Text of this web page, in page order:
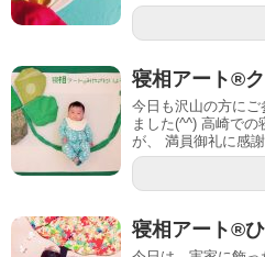
寝相アート®︎
今日も沢山の方に
ました(^^) 高崎で
が、 満員御礼に感
寝相アート®︎